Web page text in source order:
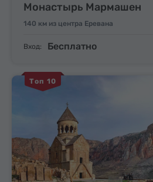
140 км из центра Еревана
Монастырь Мармашен
Вход: Бесплатно
Топ 10